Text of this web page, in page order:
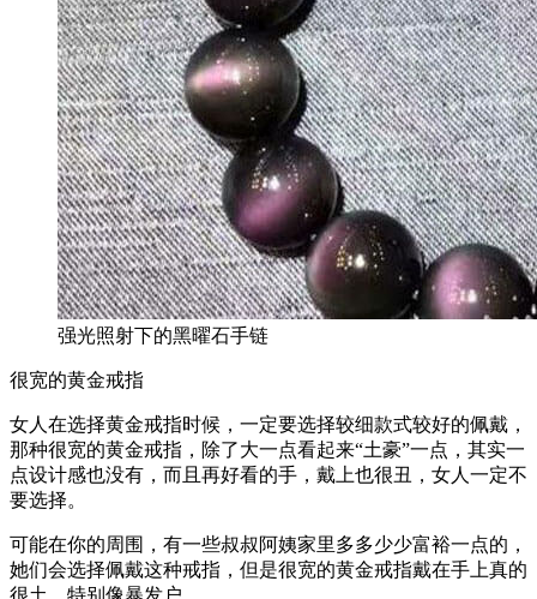
强光照射下的黑曜石手链
很宽的黄金戒指
女人在选择黄金戒指时候，一定要选择较细款式较好的佩戴，
那种很宽的黄金戒指，除了大一点看起来“土豪”一点，其实一
点设计感也没有，而且再好看的手，戴上也很丑，女人一定不
要选择。
可能在你的周围，有一些叔叔阿姨家里多多少少富裕一点的，
她们会选择佩戴这种戒指，但是很宽的黄金戒指戴在手上真的